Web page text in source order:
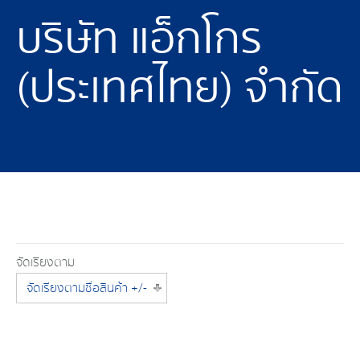
บริษัท แอ็กโกร
(ประเทศไทย) จำกัด
จัดเรียงตาม
จัดเรียงตามชื่อสินค้า +/-